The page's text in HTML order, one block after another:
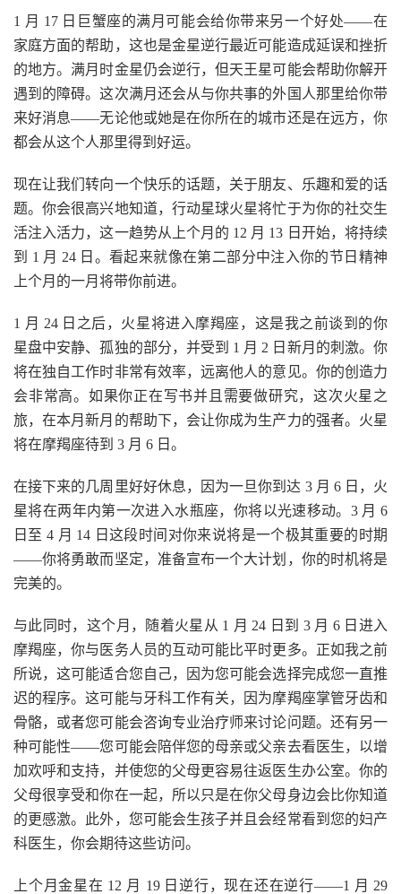
1 月 17 日巨蟹座的满月可能会给你带来另一个好处——在
家庭方面的帮助，这也是金星逆行最近可能造成延误和挫折
的地方。满月时金星仍会逆行，但天王星可能会帮助你解开
遇到的障碍。这次满月还会从与你共事的外国人那里给你带
来好消息——无论他或她是在你所在的城市还是在远方，你
都会从这个人那里得到好运。
现在让我们转向一个快乐的话题，关于朋友、乐趣和爱的话
题。你会很高兴地知道，行动星球火星将忙于为你的社交生
活注入活力，这一趋势从上个月的 12 月 13 日开始，将持续
到 1 月 24 日。看起来就像在第二部分中注入你的节日精神
上个月的一月将带你前进。
1 月 24 日之后，火星将进入摩羯座，这是我之前谈到的你
星盘中安静、孤独的部分，并受到 1 月 2 日新月的刺激。你
将在独自工作时非常有效率，远离他人的意见。你的创造力
会非常高。如果你正在写书并且需要做研究，这次火星之
旅，在本月新月的帮助下，会让你成为生产力的强者。火星
将在摩羯座待到 3 月 6 日。
在接下来的几周里好好休息，因为一旦你到达 3 月 6 日，火
星将在两年内第一次进入水瓶座，你将以光速移动。3 月 6
日至 4 月 14 日这段时间对你来说将是一个极其重要的时期
——你将勇敢而坚定，准备宣布一个大计划，你的时机将是
完美的。
与此同时，这个月，随着火星从 1 月 24 日到 3 月 6 日进入
摩羯座，你与医务人员的互动可能比平时更多。正如我之前
所说，这可能适合您自己，因为您可能会选择完成您一直推
迟的程序。这可能与牙科工作有关，因为摩羯座掌管牙齿和
骨骼，或者您可能会咨询专业治疗师来讨论问题。还有另一
种可能性——您可能会陪伴您的母亲或父亲去看医生，以增
加欢呼和支持，并使您的父母更容易往返医生办公室。你的
父母很享受和你在一起，所以只是在你父母身边会比你知道
的更感激。此外，您可能会生孩子并且会经常看到您的妇产
科医生，你会期待这些访问。
上个月金星在 12 月 19 日逆行，现在还在逆行——1 月 29